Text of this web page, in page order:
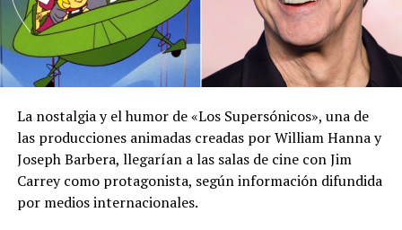
información oficial sobre las condiciones
meteorológicas.
Las autoridades reiteraron el llamado a consultar los
canales oficiales del MARN y adoptar las medidas de
prevención necesarias para reducir los efectos de este
fenómeno atmosférico, especialmente entre las
personas con mayor riesgo de complicaciones de salud.
La nostalgia y el humor de «Los Supersónicos», una de
las producciones animadas creadas por William Hanna y
Joseph Barbera, llegarían a las salas de cine con Jim
Carrey como protagonista, según información difundida
por medios internacionales.